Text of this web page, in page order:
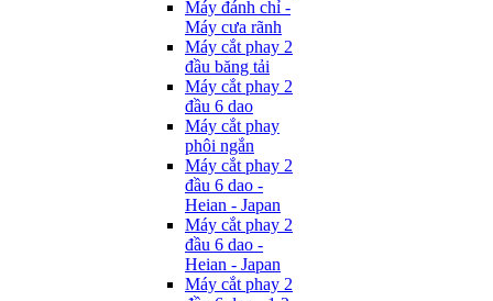
Máy đánh chỉ -
Máy cưa rãnh
Máy cắt phay 2
đầu băng tải
Máy cắt phay 2
đầu 6 dao
Máy cắt phay
phôi ngắn
Máy cắt phay 2
đầu 6 dao -
Heian - Japan
Máy cắt phay 2
đầu 6 dao -
Heian - Japan
Máy cắt phay 2